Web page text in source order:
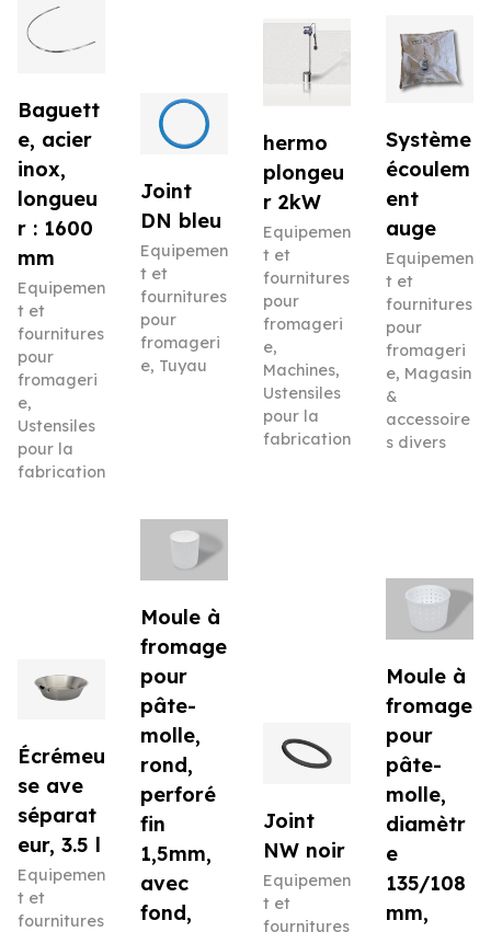
Baguett
e, acier
inox,
longueu
r : 1600
mm
Equipemen
t et
fournitures
pour
fromageri
e,
Ustensiles
pour la
fabrication
Joint
DN bleu
Equipemen
t et
fournitures
pour
fromageri
e, Tuyau
hermo
plongeu
r 2kW
Equipemen
t et
fournitures
pour
fromageri
e,
Machines,
Ustensiles
pour la
fabrication
Système
écoulem
ent
auge
Equipemen
t et
fournitures
pour
fromageri
e, Magasin
&
accessoire
s divers
Écrémeu
se ave
séparat
eur, 3.5 l
Equipemen
t et
fournitures
Moule à
fromage
pour
pâte-
molle,
rond,
perforé
fin
1,5mm,
avec
fond,
Joint
NW noir
Equipemen
t et
fournitures
Moule à
fromage
pour
pâte-
molle,
diamètr
e
135/108
mm,